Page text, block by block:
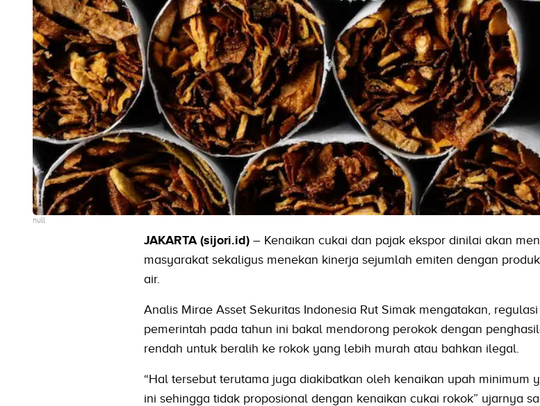
null
JAKARTA (sijori.id)– Kenaikan cukai dan pajak ekspor dinilai akan
masyarakat sekaligus menekan kinerja sejumlah emiten dengan
air.
Analis Mirae Asset Sekuritas Indonesia Rut Simak mengatakan,
pemerintah pada tahun ini bakal mendorong perokok dengan
rendah untuk beralih ke rokok yang lebih murah atau bahkan ilegal.
“Hal tersebut terutama juga diakibatkan oleh kenaikan upah minimum
ini sehingga tidak proposional dengan kenaikan cukai rokok” ujarnya